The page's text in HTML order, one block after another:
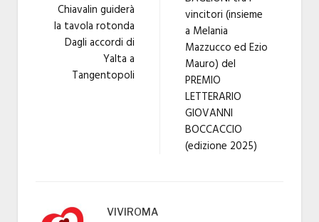
Chiavalin guiderà
la tavola rotonda
Dagli accordi di
Yalta a
Tangentopoli
vincitori (insieme
a Melania
Mazzucco ed Ezio
Mauro) del
PREMIO
LETTERARIO
GIOVANNI
BOCCACCIO
(edizione 2025)
VIVIROMA